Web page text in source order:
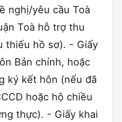
nghị/yêu cầu Toà
Toà hỗ trợ thu
thiếu hồ sơ). - Giấy
Bản chính, hoặc
ký kết hôn (nếu đã
hoặc hộ chiều
thực). - Giấy khai